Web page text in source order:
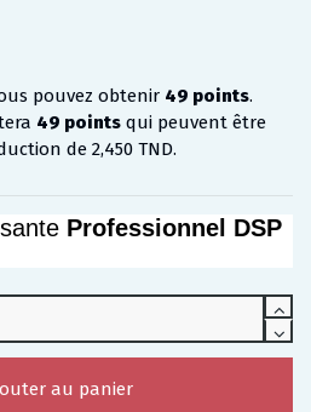
pouvez obtenir 49 points.
49 points qui peuvent être
de 2,450 TND.
Professionnel DSP
au panier